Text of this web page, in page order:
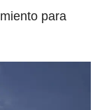
para